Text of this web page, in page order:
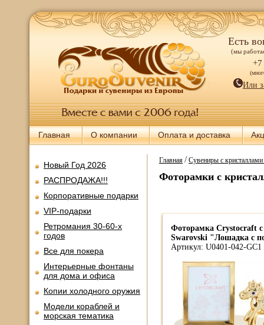
Есть
(мы
+7
Или
Главная О компании Оплата и доставка
Новый Год 2026
РАСПРОДАЖА!!!
Корпоративные подарки
VIP-подарки
Ретромания 30-60-х
годов
Все для покера
Интерьерные фонтаны
для дома и офиса
Копии холодного оружия
Модели кораблей и
морская тематика
Главная/Сувениры с
Фоторамки с
Фоторамка Crystocraft
Swarovski "Лошадка с
Артикул: U0401-042-GC1